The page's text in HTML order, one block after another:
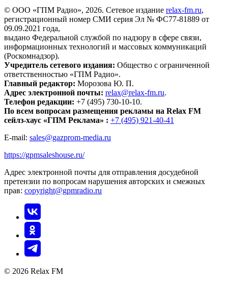
© ООО «ГПМ Радио», 2026. Сетевое издание relax-fm.ru,
регистрационный номер СМИ серия Эл № ФС77-81889 от
09.09.2021 года,
выдано Федеральной службой по надзору в сфере связи,
информационных технологий и массовых коммуникаций
(Роскомнадзор).
Учредитель сетевого издания: Общество с ограниченной
ответственностью «ГПМ Радио».
Главный редактор: Морозова Ю. П.
Адрес электронной почты: relax@relax-fm.ru.
Телефон редакции: +7 (495) 730-10-10.
По всем вопросам размещения рекламы на Relax FM
сейлз-хаус «ГПМ Реклама» : +7 (495) 921-40-41
E-mail: sales@gazprom-media.ru
https://gpmsaleshouse.ru/
Адрес электронной почты для отправления досудебной
претензии по вопросам нарушения авторских и смежных
прав: copyright@gpmradio.ru
© 2026 Relax FM